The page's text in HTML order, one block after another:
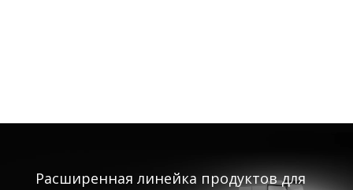
Расширенная линейка продуктов для